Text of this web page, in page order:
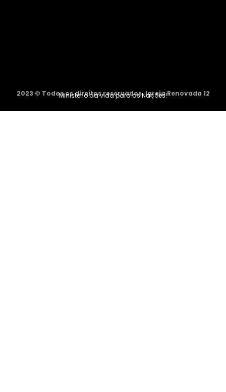
2023 © Todos os direitos reservados. Igreja Renovada 12
Ministério da vida para as Nações!